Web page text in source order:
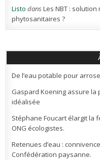
Listo dansLes NBT :
phytosanitaires ?
De l’eau potable pour
Gaspard Koening assure la
idéalisée
Stéphane Foucart élargit la
ONG écologistes.
Retenues d’eau :
Confédération paysanne.